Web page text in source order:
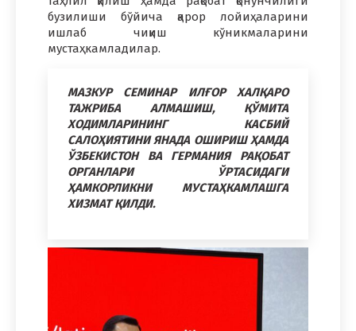
бузилиши бўйича қарор лойиҳаларини
ишлаб чиқиш кўникмаларини
мустаҳкамладилар.
МАЗКУР СЕМИНАР ИЛҒОР ХАЛҚАРО
ТАЖРИБА АЛМАШИШ, ҚЎМИТА
ХОДИМЛАРИНИНГ КАСБИЙ
САЛОҲИЯТИНИ ЯНАДА ОШИРИШ ҲАМДА
ЎЗБЕКИСТОН ВА ГЕРМАНИЯ РАҚОБАТ
ОРГАНЛАРИ ЎРТАСИДАГИ
ҲАМКОРЛИКНИ МУСТАҲКАМЛАШГА
ХИЗМАТ ҚИЛДИ.